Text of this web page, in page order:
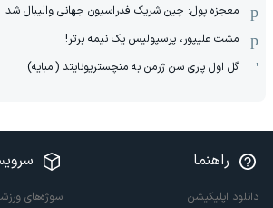
معجزه پول: چین شریک فدراسیون جهانی والیبال شد
مشت علیپور، پرسپولیس یک نیمه برتر!
گل اول پاری سن ژرمن به منچستریونایتد (امبایه)
راهنما
دانلود اپلیکیشن
سوژه‌های